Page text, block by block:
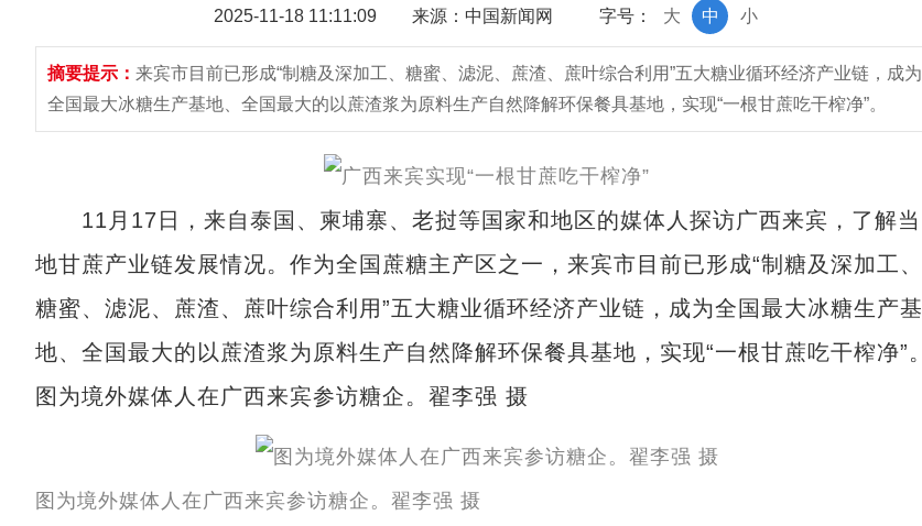
2025-11-18 11:11:09 来源：中国新闻网 字号： 小
中
大
摘要提示： 来宾市目前已形成“制糖及深加工、糖蜜、滤泥、蔗渣、蔗叶综合利用”五大糖业循环经济产业链，成为
全国最大冰糖生产基地、全国最大的以蔗渣浆为原料生产自然降解环保餐具基地，实现“一根甘蔗吃干榨净”。
11月17日，来自泰国、柬埔寨、老挝等国家和地区的媒体人探访广西来宾，了解当
地甘蔗产业链发展情况。作为全国蔗糖主产区之一，来宾市目前已形成“制糖及深加工、
糖蜜、滤泥、蔗渣、蔗叶综合利用”五大糖业循环经济产业链，成为全国最大冰糖生产基
地、全国最大的以蔗渣浆为原料生产自然降解环保餐具基地，实现“一根甘蔗吃干榨净”。
图为境外媒体人在广西来宾参访糖企。翟李强 摄
图为境外媒体人在广西来宾参访糖企。翟李强 摄